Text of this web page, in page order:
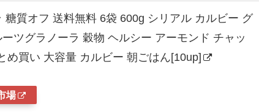
糖質オフ 送料無料 6袋 600g シリアル カルビー グ
ツグラノーラ 穀物 ヘルシー アーモンド チャッ
め買い 大容量 カルビー 朝ごはん[10up]
場